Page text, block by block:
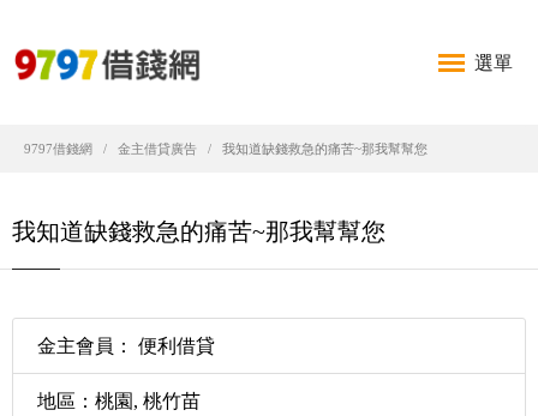
選單
9797借錢網 金主借貸廣告 我知道缺錢救急的痛苦~那我幫幫您
我知道缺錢救急的痛苦~那我幫幫您
金主會員： 便利借貸
地區：桃園, 桃竹苗